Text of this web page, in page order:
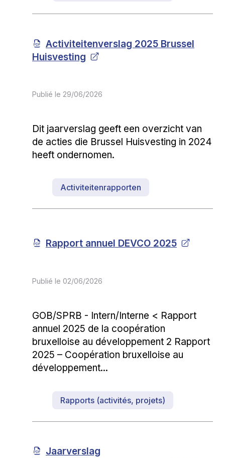
Activiteitenverslag 2025 Brussel
Huisvesting
Publié le 29/06/2026
Dit jaarverslag geeft een overzicht van
de acties die Brussel Huisvesting in 2024
heeft ondernomen.
Activiteitenrapporten
Rapport annuel DEVCO 2025
Publié le 02/06/2026
GOB/SPRB - Intern/Interne < Rapport
annuel 2025 de la coopération
bruxelloise au développement 2 Rapport
2025 – Coopération bruxelloise au
développement...
Rapports (activités, projets)
Jaarverslag